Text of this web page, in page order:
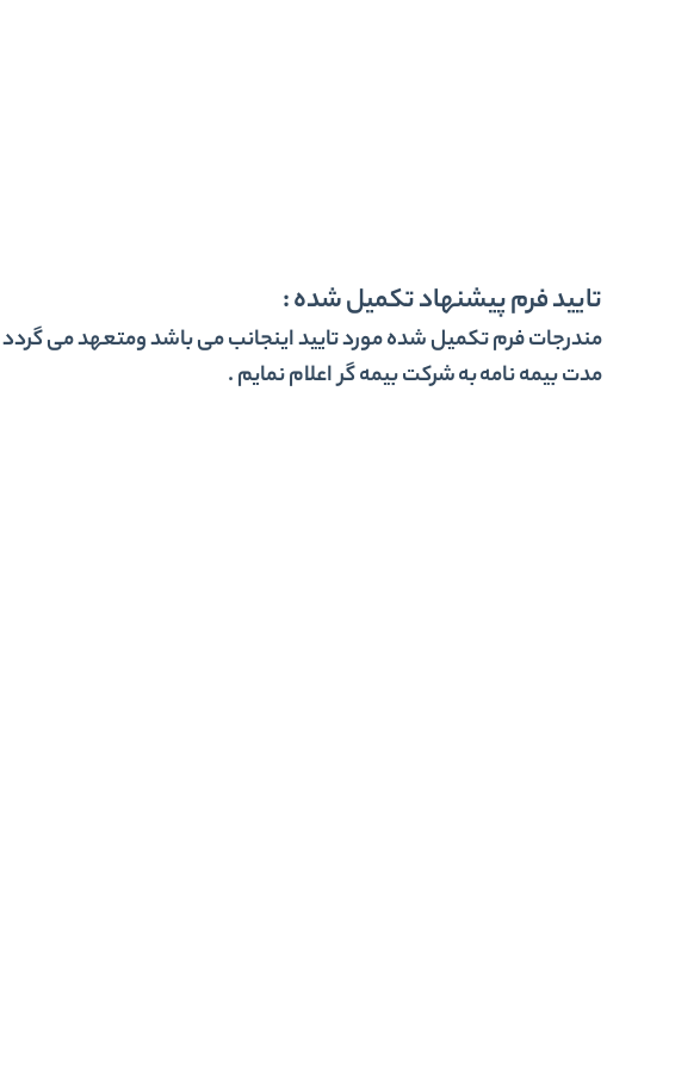
تایید فرم پیشنهاد تکمیل شده :
مندرجات فرم تکمیل شده مورد تایید اینجانب می باشد ومتعهد می گردد
مدت بیمه نامهبهشرکت بیمه گر اعلام نمایم .